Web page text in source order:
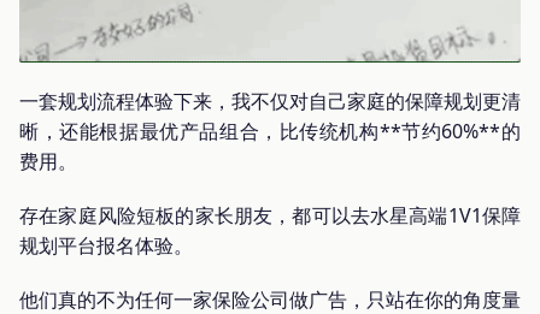
一套规划流程体验下来，我不仅对自己家庭的保障规划更清
晰，还能根据最优产品组合，比传统机构**节约60%**的
费用。
存在家庭风险短板的家长朋友，都可以去水星高端1V1保障
规划平台报名体验。
他们真的不为任何一家保险公司做广告，只站在你的角度量